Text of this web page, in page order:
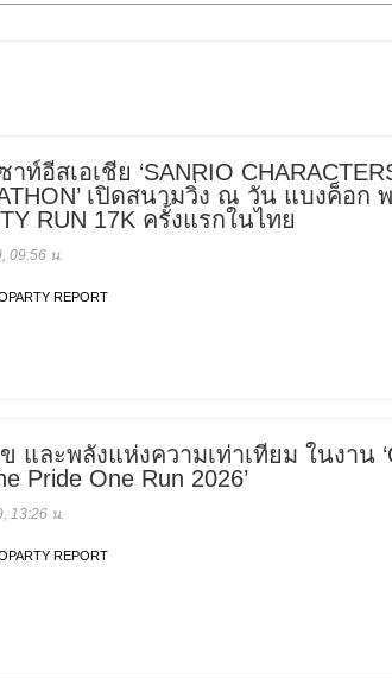
าท์อีสเอเชีย ‘SANRIO
เปิดสนามวิ่ง ณ วัน แบงค็อก
RUN 17K ครั้งแรกในไทย
09:56 น.
REPORT
และพลังแห่งความเท่าเทียม ในงาน
Pride One Run 2026’
13:26 น.
REPORT